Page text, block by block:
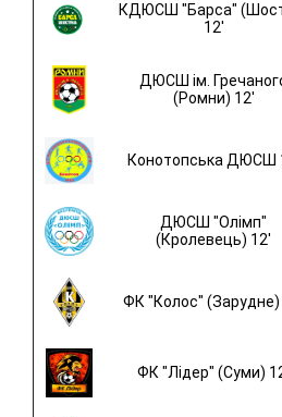
КДЮСШ "Барса"
12'
ДЮСШ ім.
(Ромни) 12'
Конотопська ДЮСШ
ДЮСШ "Олімп"
(Кролевець) 12'
ФК "Колос" (Зарудне)
ФК "Лідер" (Суми)